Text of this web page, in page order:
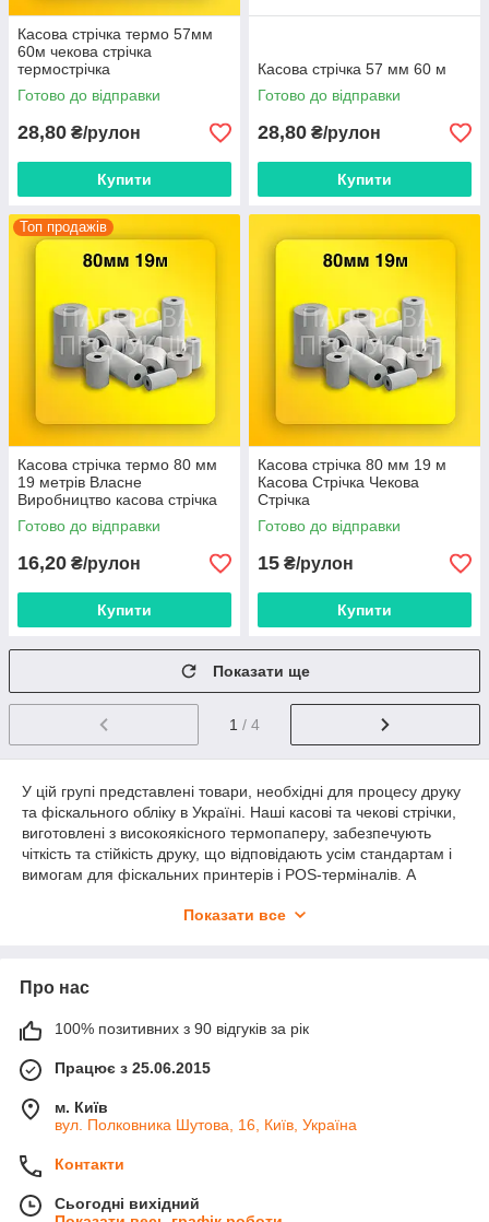
Касова стрічка термо 57мм
60м чекова стрічка
термострічка
Готово до відправки
28,80 ₴/рулон
Купити
Касова стрічка 57 мм 60 м
Готово до відправки
28,80 ₴/рулон
Купити
Топ продажів
Касова стрічка термо 80 мм
19 метрів Власне
Виробництво касова стрічка
чекова стрічка
Готово до відправки
16,20 ₴/рулон
Купити
Касова стрічка 80 мм 19 м
Касова Стрічка Чекова
Стрічка
Готово до відправки
15 ₴/рулон
Купити
Показати ще
1 / 4
У цій групі представлені товари, необхідні для процесу друку
та фіскального обліку в Україні. Наші касові та чекові стрічки,
виготовлені з високоякісного термопаперу, забезпечують
чіткість та стійкість друку, що відповідають усім стандартам і
вимогам для фіскальних принтерів і POS-терміналів. А
відповідає всім стандартам друкарської галузі. Всі наші
Де купити касову стрічку? В інтернет-магазині "Паперова
Продукція" представлено широкий вибір продукції для друку,
включаючи касову стрічку. Також на нашому сайті ви можете
замовити офсетні та чекові стрічки з доставкою по всій
Україні.
Завдяки найширшому асортименту касових стрічок та інших
продукцію за доступною ціною.
Показати все
Про нас
100% позитивних з 90 відгуків за рік
Працює з 25.06.2015
м. Київ
вул. Полковника Шутова, 16, Київ, Україна
Контакти
Сьогодні вихідний